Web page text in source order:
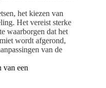
het kiezen van
Het vereist sterke
waarborgen dat het
wordt afgerond,
van de
van een